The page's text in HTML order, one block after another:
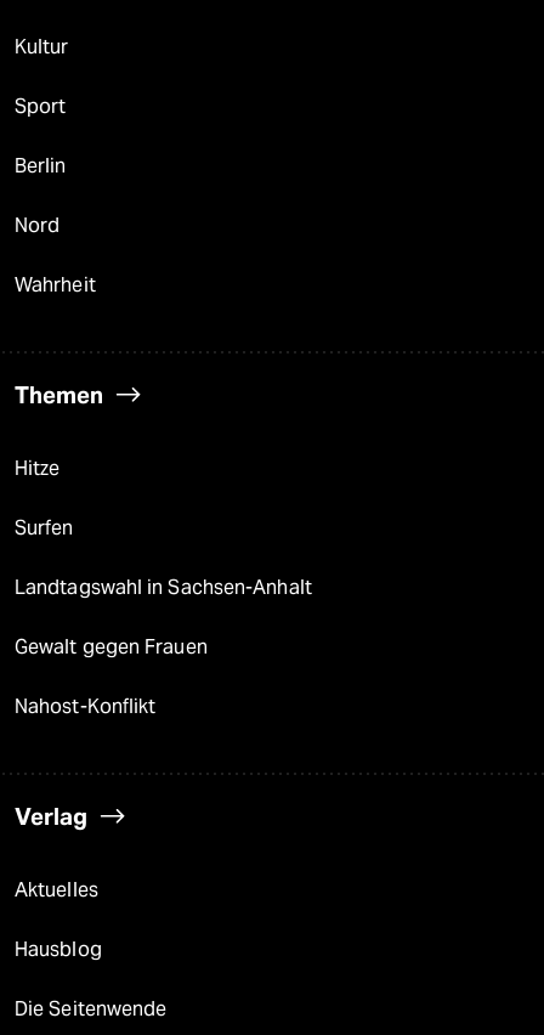
Kultur
Sport
Berlin
Nord
Wahrheit
Themen
Hitze
Surfen
Landtagswahl in Sachsen-Anhalt
Gewalt gegen Frauen
Nahost-Konflikt
Verlag
Aktuelles
Hausblog
Die Seitenwende